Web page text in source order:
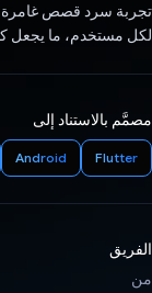
تجربة سرد قصص غامرة
لكل مستخدم، ما
مصمَّم بالاستناد إلى
Flutter
Android
الفريق
من